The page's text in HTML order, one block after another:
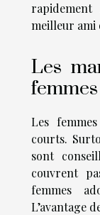
meilleur ami
Les
femmes
Les
courts.
sont
couvrent
femmes
L’avantage